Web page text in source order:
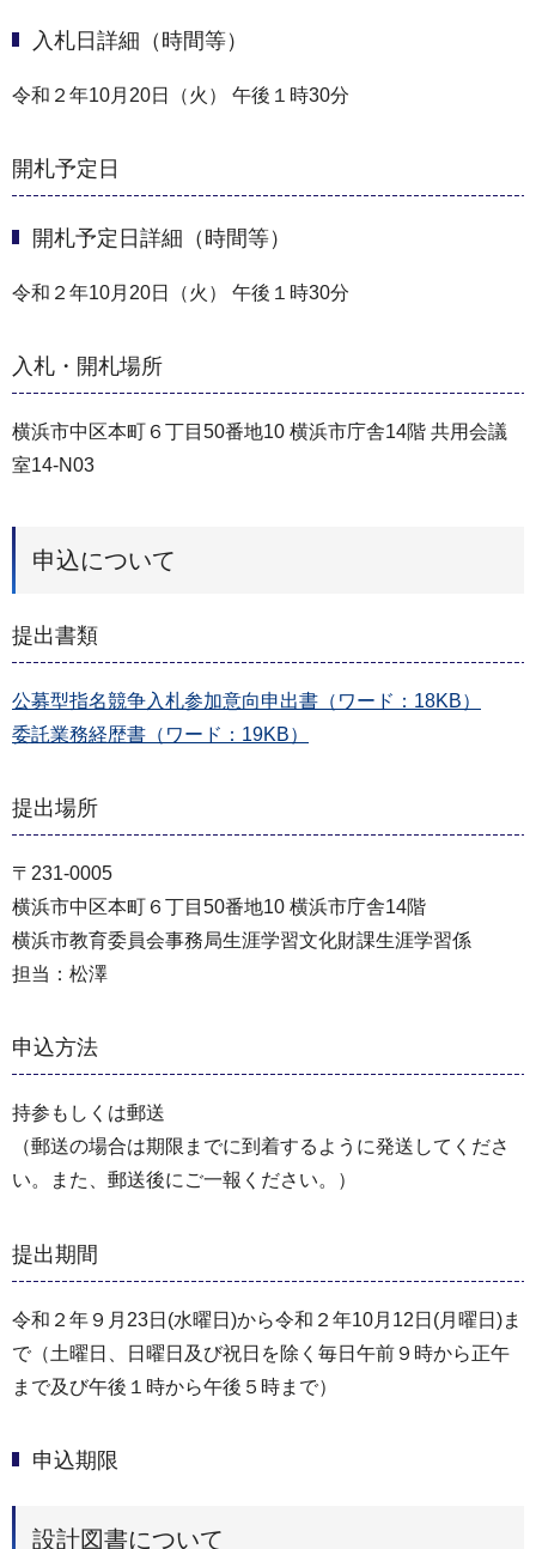
入札日詳細（時間等）
令和２年10月20日（火） 午後１時30分
開札予定日
開札予定日詳細（時間等）
令和２年10月20日（火） 午後１時30分
入札・開札場所
横浜市中区本町６丁目50番地10 横浜市庁舎14階 共用会議
室14-N03
申込について
提出書類
公募型指名競争入札参加意向申出書（ワード：18KB）
委託業務経歴書（ワード：19KB）
提出場所
〒231-0005
横浜市中区本町６丁目50番地10 横浜市庁舎14階
横浜市教育委員会事務局生涯学習文化財課生涯学習係
担当：松澤
申込方法
持参もしくは郵送
（郵送の場合は期限までに到着するように発送してくださ
い。また、郵送後にご一報ください。）
提出期間
令和２年９月23日(水曜日)から令和２年10月12日(月曜日)ま
で（土曜日、日曜日及び祝日を除く毎日午前９時から正午
まで及び午後１時から午後５時まで）
申込期限
設計図書について